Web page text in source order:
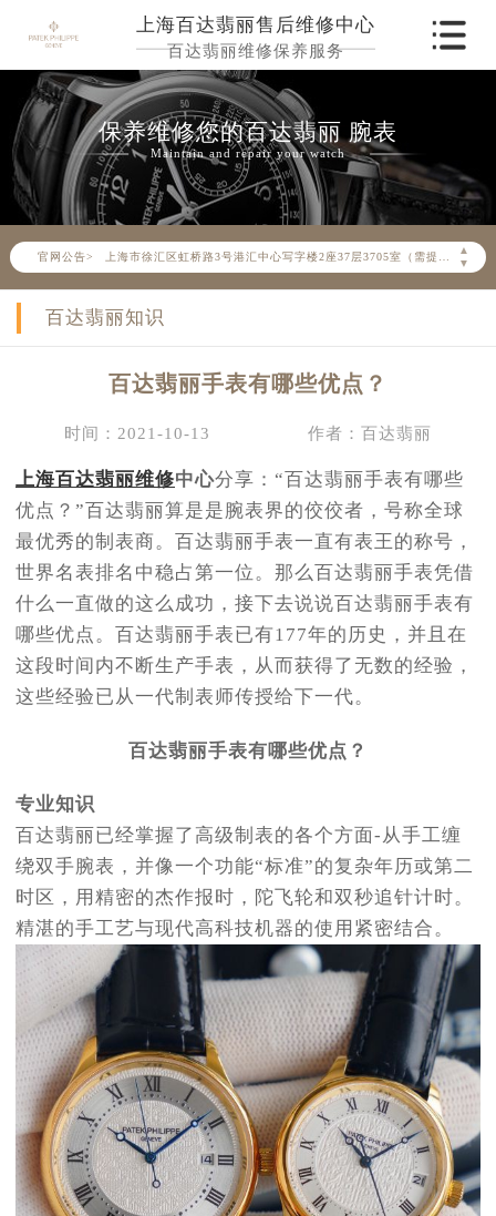
上海百达翡丽售后维修中心
百达翡丽维修保养服务
保养维修您的百达翡丽 腕表
Maintain and repair your watch
官网公告>
▲
▼
2026年6月百达翡丽上海市售后服务网络优化升级公告
2026年6月上海市百达翡丽官方售后客户服务热线： 400-805-0910
2026年6月百达翡丽售后服务中心最新网点地址：
上海市黄浦区南京东路299号宏伊国际广场写字楼8层806室（需提前预约）
节假日正常营业！
百达翡丽知识
百达翡丽手表有哪些优点？
时间：2021-10-13 作者：百达翡丽
上海百达翡丽维修中心分享：“百达翡丽手表有哪些
优点？”百达翡丽算是是腕表界的佼佼者，号称全球
最优秀的制表商。百达翡丽手表一直有表王的称号，
世界名表排名中稳占第一位。那么百达翡丽手表凭借
什么一直做的这么成功，接下去说说百达翡丽手表有
哪些优点。百达翡丽手表已有177年的历史，并且在
这段时间内不断生产手表，从而获得了无数的经验，
这些经验已从一代制表师传授给下一代。
百达翡丽手表有哪些优点？
专业知识
百达翡丽已经掌握了高级制表的各个方面-从手工缠
绕双手腕表，并像一个功能“标准”的复杂年历或第二
时区，用精密的杰作报时，陀飞轮和双秒追针计时。
精湛的手工艺与现代高科技机器的使用紧密结合。